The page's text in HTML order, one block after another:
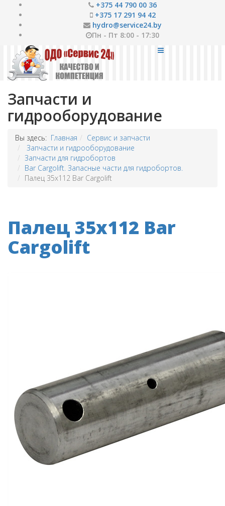
+375 44 790 00 36
+375 17 291 94 42
hydro@service24.by
Пн - Пт 8:00 - 17:30
Запчасти и
гидрооборудование
Вы здесь: Главная
Сервис и запчасти
Запчасти и гидрооборудование
Запчасти для гидробортов
Bar Cargolift. Запасные части для гидробортов.
Палец 35x112 Bar Cargolift
Палец 35x112 Bar
Cargolift